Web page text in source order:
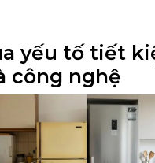
yếu tố tiết
công nghệ